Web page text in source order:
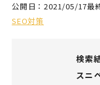
NEWS
公開日：2021/05/17最
SEO対策
検索
スニ